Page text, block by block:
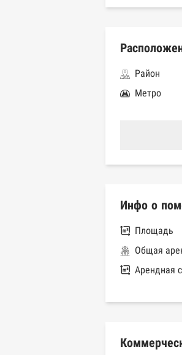
Район
Метро
Инфо о
Площадь
Общая
Арендная